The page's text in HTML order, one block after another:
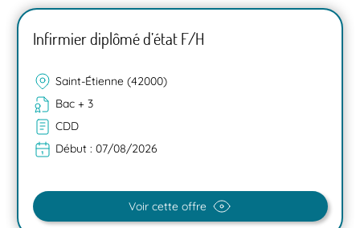
Infirmier diplômé d’état F/H
Saint-Étienne (42000)
Bac + 3
CDD
Début : 07/08/2026
Voir cette offre